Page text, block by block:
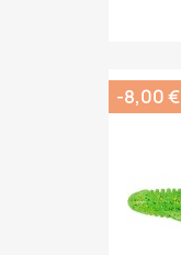
-8,00 €